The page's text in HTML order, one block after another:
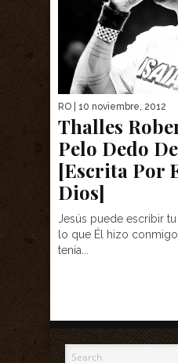
RO | 10 noviembre, 2012
Thalles
Pelo Dedo
[Escrita Por
Dios]
Jesús puede escribir
lo que Él hizo
tenía...